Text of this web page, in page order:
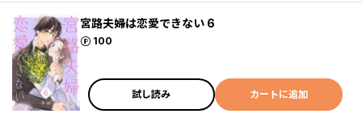
宮路夫婦は恋愛できない 6
100
ポイント
試し読み カートに追加